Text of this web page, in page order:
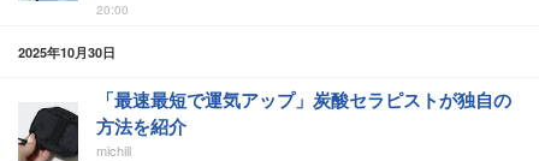
20:00
2025年10月30日
「最速最短で運気アップ」炭酸セラピストが独自の
方法を紹介
michill